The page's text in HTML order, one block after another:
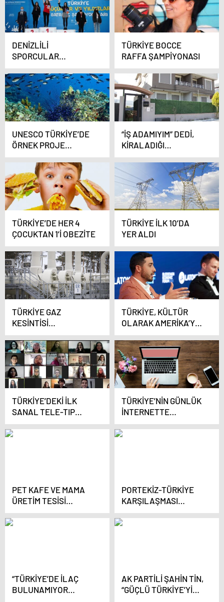
DENİZLİLİ
SPORCULAR
HÜNERLERİNİ
SERGİLEYEREK
DERECEYE GİRDİ
TÜRKİYE BOCCE
RAFFA ŞAMPİYONASI
UNESCO TÜRKİYE’DE
ÖRNEK PROJE
GÖSTERDİ
“İŞ ADAMIYIM” DEDİ,
KİRALADIĞI
VİLLADAKİ EŞYALARI
DA ALIP KAÇTI
TÜRKİYE’DE HER 4
ÇOCUKTAN 1’İ OBEZİTE
TÜRKİYE İLK 10’DA
YER ALDI
TÜRKİYE GAZ
KESİNTİSİ
KONUSUNDA
TEMKİNLİ HAREKET
EDİYOR
TÜRKİYE, KÜLTÜR
OLARAK AMERİKA’YA
EN ÇOK BENZEYEN
BİR ÜLKE
TÜRKİYE’DEKİ İLK
SANAL TELE-TIP
STAJI BAŞARIYLA
TAMAMLANDI
TÜRKİYE’NİN GÜNLÜK
İNTERNETTE
HARCADIĞI SÜRE 7
SAAT 57 DAKİKA OLDU
PET KAFE VE MAMA
ÜRETİM TESİSİ
TÜRKİYE’YE ÖRNEK
OLDU
PORTEKİZ-TÜRKİYE
KARŞILAŞMASI
PORTO’DA
OYNANACAK
“TÜRKİYE’DE İLAÇ
BULUNAMIYOR
AK PARTİLİ ŞAHİN TİN,
“GÜÇLÜ TÜRKİYE’Yİ